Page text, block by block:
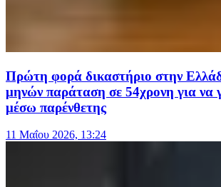
Πρώτη φορά δικαστήριο στην
μηνών παράταση σε 54χρονη για να
μέσω παρένθετης
11 Μαΐου 2026, 13:24